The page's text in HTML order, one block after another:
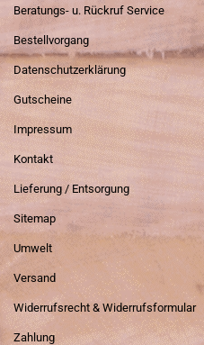
Beratungs- u. Rückruf Service
Bestellvorgang
Datenschutzerklärung
Gutscheine
Impressum
Kontakt
Lieferung / Entsorgung
Sitemap
Umwelt
Versand
Widerrufsrecht & Widerrufsformular
Zahlung